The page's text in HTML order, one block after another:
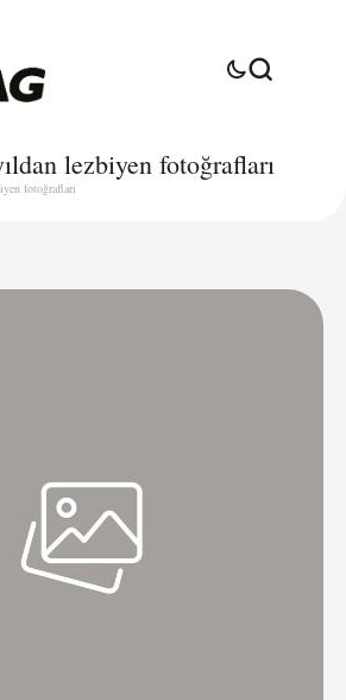
lezbiyen fotoğrafları
fotoğrafları